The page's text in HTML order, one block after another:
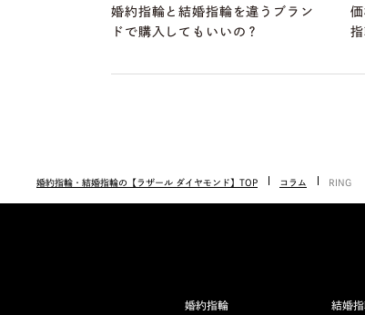
婚約指輪と結婚指輪を違うブラン
ドで購入してもいいの？
婚約指輪・結婚指輪の【ラザール ダイヤモンド】TOP コラム RING
婚約指輪
結婚